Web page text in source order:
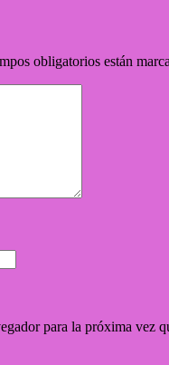
obligatorios están
para la próxima vez